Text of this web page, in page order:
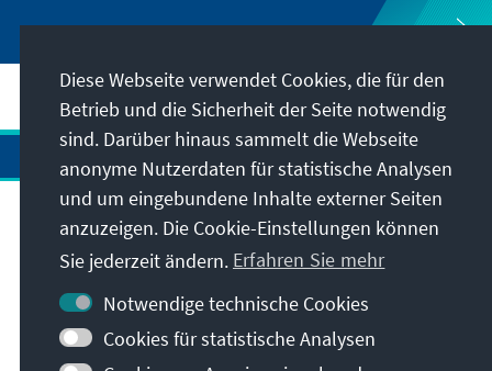
Anschrift
Kontakt
Besuchen Sie auch
Diese Webseite verwendet Cookies, die für den
Betrieb und die Sicherheit der Seite notwendig
sind. Darüber hinaus sammelt die Webseite
anonyme Nutzerdaten für statistische Analysen
und um eingebundene Inhalte externer Seiten
anzuzeigen. Die Cookie-Einstellungen können
Sie jederzeit ändern. Erfahren Sie mehr
Notwendige technische Cookies
Cookies für statistische Analysen